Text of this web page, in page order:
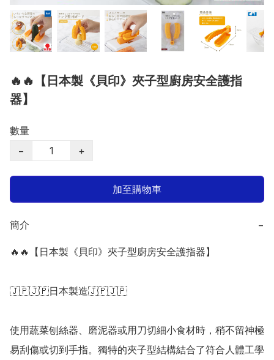
🔥🔥【日本製《貝印》夾子型廚房安全護指
器】
數量
−
+
加至購物車
簡介 −
🔥🔥【日本製《貝印》夾子型廚房安全護指器】
🇯🇵🇯🇵日本製造🇯🇵🇯🇵
使用蔬菜刨絲器、磨泥器或用刀切細小食材時，稍不留神極
易刮傷或切到手指。獨特的夾子型結構結合了符合人體工學